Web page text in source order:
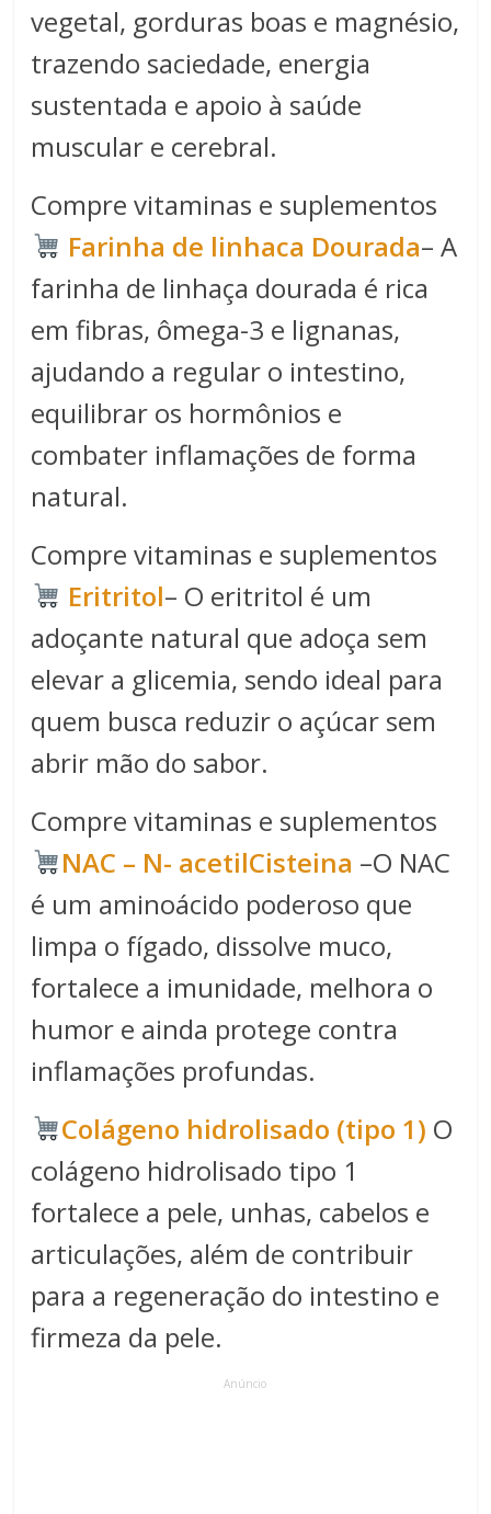
vegetal, gorduras boas e magnésio,
trazendo saciedade, energia
sustentada e apoio à saúde
muscular e cerebral.
Compre vitaminas e suplementos
Farinha de linhaca Dourada– A
farinha de linhaça dourada é rica
em fibras, ômega-3 e lignanas,
ajudando a regular o intestino,
equilibrar os hormônios e
combater inflamações de forma
natural.
Compre vitaminas e suplementos
Eritritol– O eritritol é um
adoçante natural que adoça sem
elevar a glicemia, sendo ideal para
quem busca reduzir o açúcar sem
abrir mão do sabor.
Compre vitaminas e suplementos
NAC – N- acetilCisteina –O NAC
é um aminoácido poderoso que
limpa o fígado, dissolve muco,
fortalece a imunidade, melhora o
humor e ainda protege contra
inflamações profundas.
Colágeno hidrolisado (tipo 1) O
colágeno hidrolisado tipo 1
fortalece a pele, unhas, cabelos e
articulações, além de contribuir
para a regeneração do intestino e
firmeza da pele.
Anúncio